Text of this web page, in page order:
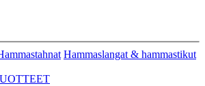
Hammaslangat & hammastikut